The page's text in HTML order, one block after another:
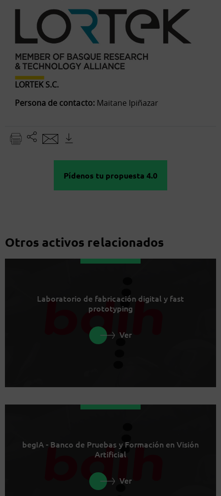
LORTEK S.C.
Persona de contacto:Maitane Ipiñazar
Pídenos tu propuesta 4.0
Otros activos relacionados
Laboratorio de fabricación digital y fast
prototyping
Ver
begIA - Banco de Pruebas y Formación en Visión
Artificial
Ver